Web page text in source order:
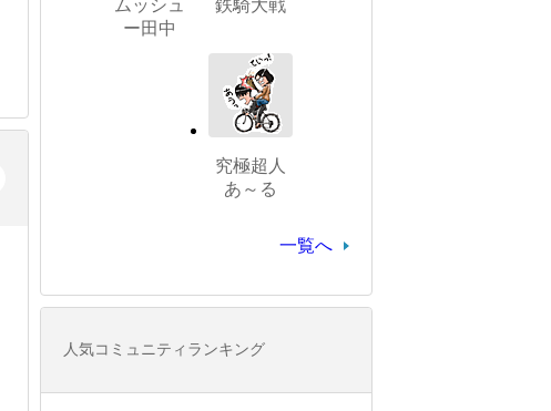
ムッシュ
ー田中
鉄騎大戦
究極超人
あ～る
一覧へ
人気コミュニティランキング